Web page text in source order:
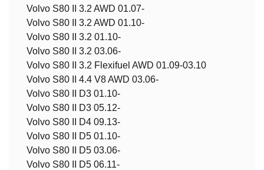
Volvo S80 II 3.2 AWD 01.07-
Volvo S80 II 3.2 AWD 01.10-
Volvo S80 II 3.2 01.10-
Volvo S80 II 3.2 03.06-
Volvo S80 II 3.2 Flexifuel AWD 01.09-03.10
Volvo S80 II 4.4 V8 AWD 03.06-
Volvo S80 II D3 01.10-
Volvo S80 II D3 05.12-
Volvo S80 II D4 09.13-
Volvo S80 II D5 01.10-
Volvo S80 II D5 03.06-
Volvo S80 II D5 06.11-